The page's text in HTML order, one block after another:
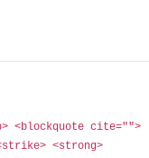
<blockquote cite="">
<strong>